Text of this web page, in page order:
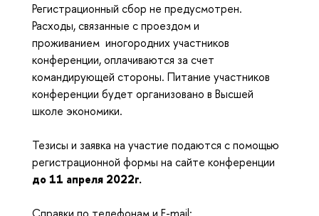
Регистрационный сбор не предусмотрен.
Расходы, связанные с проездом и
проживанием иногородних участников
конференции, оплачиваются за счет
командирующей стороны. Питание участников
конференции будет организовано в Высшей
школе экономики.
Тезисы и заявка на участие подаются с помощью
регистрационной формы на сайте конференции
до 11 апреля 2022г.